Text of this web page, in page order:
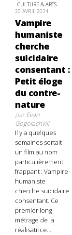
CULTURE & ARTS
20 AVRIL 2024
Vampire
humaniste
cherche
suicidaire
consentant :
Petit éloge
du contre-
nature
parEvan
Gogolachvili
Il y a quelques
semaines sortait
un film au nom
particulièrement
frappant : Vampire
humaniste
cherche suicidaire
consentant. Ce
premier long
métrage de la
réalisatrice...